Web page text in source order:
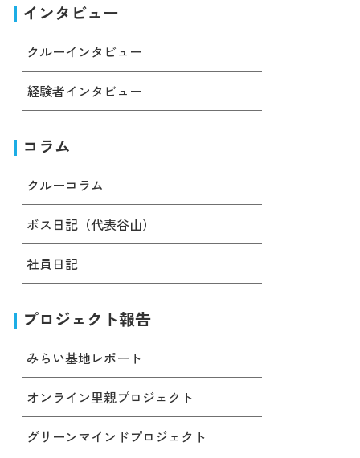
インタビュー
クルーインタビュー
経験者インタビュー
コラム
クルーコラム
ボス日記（代表谷山）
社員日記
プロジェクト報告
みらい基地レポート
オンライン里親プロジェクト
グリーンマインドプロジェクト